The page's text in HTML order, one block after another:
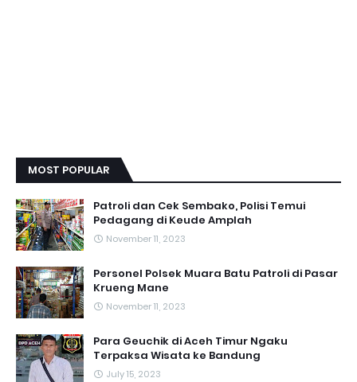
MOST POPULAR
Patroli dan Cek Sembako, Polisi Temui
Pedagang di Keude Amplah
November 11, 2023
Personel Polsek Muara Batu Patroli di Pasar
Krueng Mane
November 11, 2023
Para Geuchik di Aceh Timur Ngaku
Terpaksa Wisata ke Bandung
July 15, 2023